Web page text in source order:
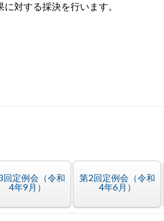
対する採決を行います。
回定例会（令和
4年9月）
第2回定例会（令和
4年6月）